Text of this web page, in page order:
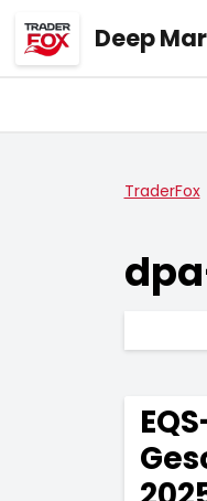
Deep
TraderFox